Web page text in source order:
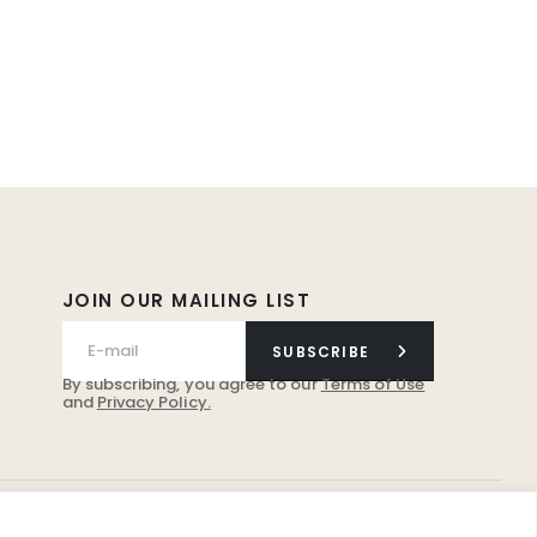
JOIN OUR MAILING LIST
SUBSCRIBE
By subscribing, you agree to ourTerms of Use
and Privacy Policy.